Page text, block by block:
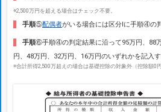
※2,500万円を超える場合はチェック不要。
手順⑤配偶者がいる場合には区分Ⅰに手順④の
手順⑥手順④の判定結果に沿って95万円、88
円、48万円、32万円、16万円のいずれかを記入
※合計所得2,500万超えの場合は基礎控除の対象外（控除額0